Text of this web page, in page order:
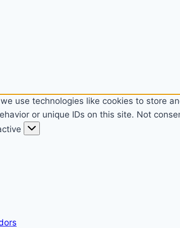
use technologies like cookies to store
or unique IDs on this site. Not